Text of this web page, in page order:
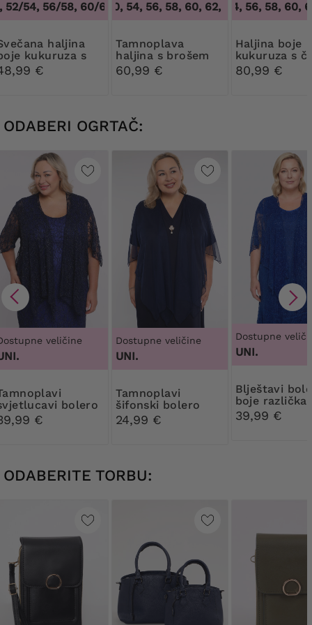
54, 56/58, 60/62, 48/50, 52/54, 56/58, 60/62
kukuruza s
€
48, 50, 54, 56, 58, 60, 62, 64 48, 50, 54,
Tamnoplava
haljina s brošem
60,99 €
50, 54, 56, 58, 60,
Haljina boje
kukuruza s
80,99 €
ODABERI OGRTAČ:
veličine
bolero
€
Dostupne veličine
UNI.
Tamnoplavi
šifonski bolero
24,99 €
Dostupne
UNI.
Blještavi bolero
boje različka
39,99 €
ODABERITE TORBU: